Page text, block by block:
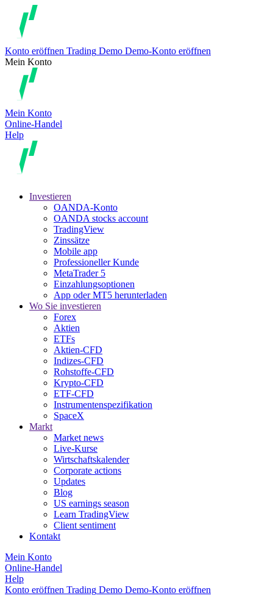
Konto eröffnen Trading Demo Demo-Konto eröffnen
Mein Konto
Mein Konto
Online-Handel
Help
Investieren
OANDA-Konto
OANDA stocks account
TradingView
Zinssätze
Mobile app
Professioneller Kunde
MetaTrader 5
Einzahlungsoptionen
App oder MT5 herunterladen
Wo Sie investieren
Forex
Aktien
ETFs
Aktien-CFD
Indizes-CFD
Rohstoffe-CFD
Krypto-CFD
ETF-CFD
Instrumentenspezifikation
SpaceX
Markt
Market news
Live-Kurse
Wirtschaftskalender
Corporate actions
Updates
Blog
US earnings season
Learn TradingView
Client sentiment
Kontakt
Mein Konto
Online-Handel
Help
Konto eröffnen Trading Demo Demo-Konto eröffnen